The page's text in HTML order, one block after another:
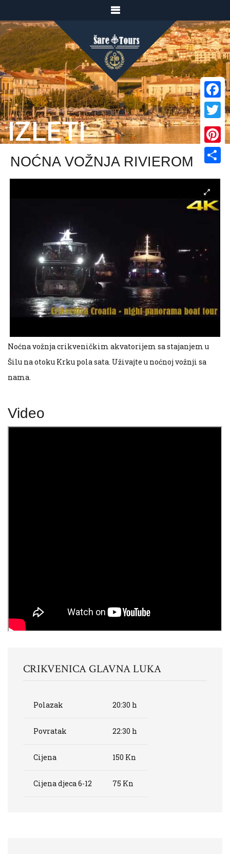
IZLETI
NOĆNA VOŽNJA RIVIEROM
Noćna vožnja crikveničkim akvatorijem sa stajanjem u
Šilu na otoku Krku pola sata. Uživajte u noćnoj vožnji sa
nama.
Video
CRIKVENICA GLAVNA LUKA
Polazak 20:30 h
Povratak 22:30 h
Cijena 150 Kn
Cijena djeca 6-12 75 Kn
Facebook
Twitter
Pinterest